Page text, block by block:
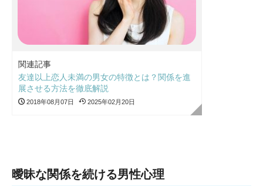
関連記事
友達以上恋人未満の男女の特徴とは？関係を進
展させる方法を徹底解説
2018年08月07日 2025年02月20日
曖昧な関係を続ける男性心理